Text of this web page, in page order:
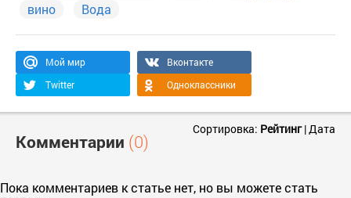
вино
Вода
Мой мир
Вконтакте
Twitter
Одноклассники
Комментарии (0)
Сортировка: Рейтинг|Дата
Пока комментариев к статье нет, но вы можете стать